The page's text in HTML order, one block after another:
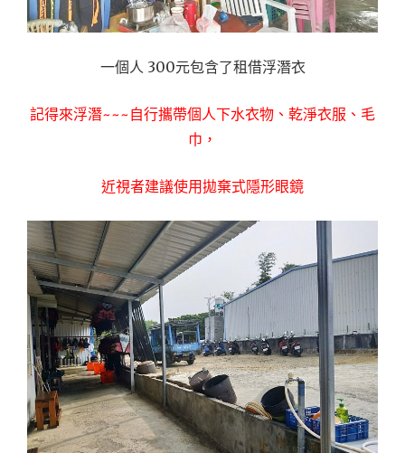
一個人 300元包含了租借浮潛衣
記得來浮潛~~~自行攜帶個人下水衣物、乾淨衣服、毛
巾，
近視者建議使用拋棄式隱形眼鏡